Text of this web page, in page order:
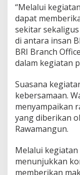
“Melalui
dapat
sekitar
di antara insan
BRI Branch
dalam kegiatan
Suasana
kebersamaan.
menyampaikan
yang diberikan
Rawamangun.
Melalui kegiatan
menunjukkan
memberikan